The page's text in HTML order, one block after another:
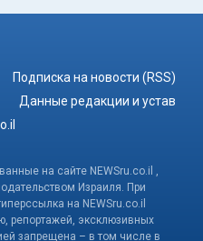
Подписка на новости (RSS)
Данные редакции и устав
на сайте NEWSru.co.il ,
Израиля. При
на NEWSru.co.il
репортажей, эксклюзивных
запрещена – в том числе в